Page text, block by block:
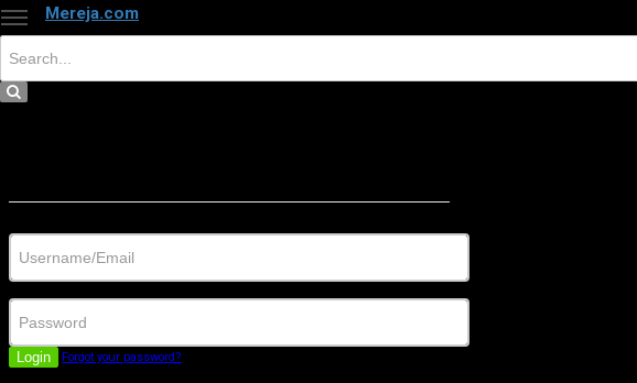
Mereja.com
Login Forgot your password?